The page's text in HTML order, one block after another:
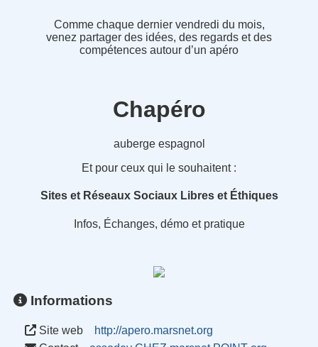
Comme chaque dernier vendredi du mois,
venez partager des idées, des regards et des
compétences autour d’un apéro
Chapéro
auberge espagnol
Et pour ceux qui le souhaitent :
Sites et Réseaux Sociaux Libres et Éthiques
Infos, Échanges, démo et pratique
Informations
Site web
http://apero.marsnet.org